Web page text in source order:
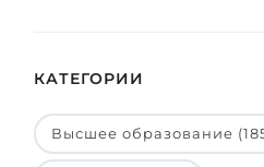
КАТЕГОРИИ
Высшее образование